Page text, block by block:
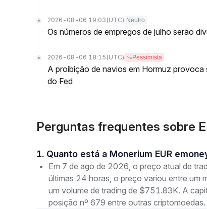
2026-08-06 19:03 (UTC) Neutro
Os números de empregos de julho serão
2026-08-06 18:15 (UTC) Pessimista
A proibição de navios em Hormuz
do Fed
Perguntas frequentes sobre
1. Quanto está a Monerium EUR
Em 7 de ago de 2026, o preço atual de
últimas 24 horas, o preço variou entre um
um volume de trading de $751.83K. A
posição nº 679 entre outras criptomoedas.